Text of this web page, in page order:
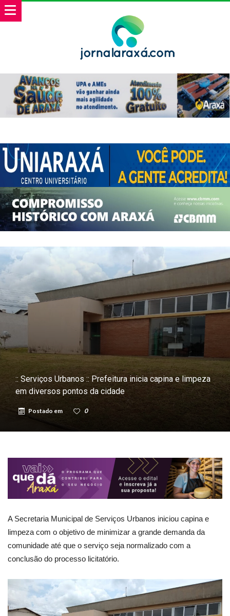
:: Serviços Urbanos :: Prefeitura inicia capina e limpeza
em diversos pontos da cidade
Postado em 0
A Secretaria Municipal de Serviços Urbanos iniciou capina e
limpeza com o objetivo de minimizar a grande demanda da
comunidade até que o serviço seja normalizado com a
conclusão do processo licitatório.